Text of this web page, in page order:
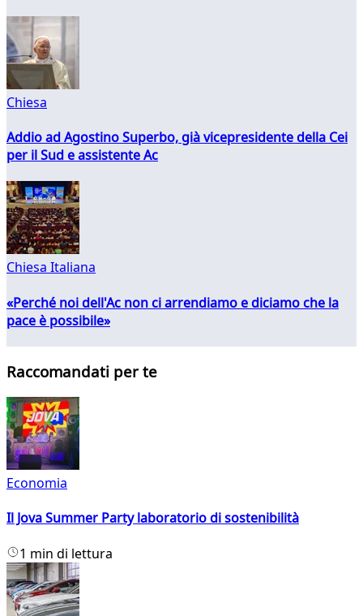
Chiesa
Addio ad Agostino Superbo, già vicepresidente della Cei
per il Sud e assistente Ac
Chiesa Italiana
«Perché noi dell'Ac non ci arrendiamo e diciamo che la
pace è possibile»
Raccomandati per te
Economia
Il Jova Summer Party laboratorio di sostenibilità
1 min di lettura